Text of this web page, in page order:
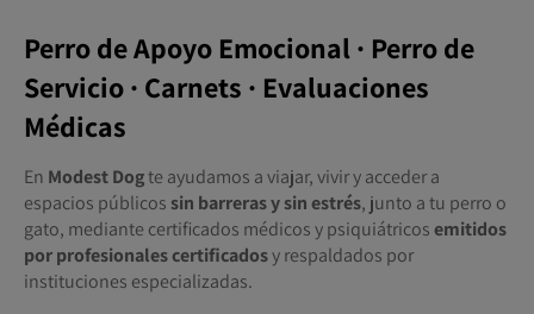
Perro de Apoyo Emocional · Perro de
Servicio · Carnets · Evaluaciones
Médicas
En Modest Dogte ayudamos a viajar, vivir y acceder a
espacios públicos sin barreras y sin estrés, junto a tu perro o
gato, mediante certificados médicos y psiquiátricosemitidos
por profesionales certificadosy respaldados por
instituciones especializadas.